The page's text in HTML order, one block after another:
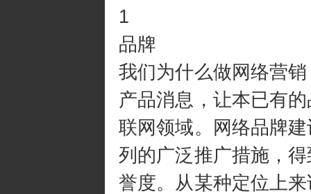
1
品牌
我们为什么做网络营
产品消息，让本已有
联网领域。网络品牌
列的广泛推广措施，
誉度。从某种定位上